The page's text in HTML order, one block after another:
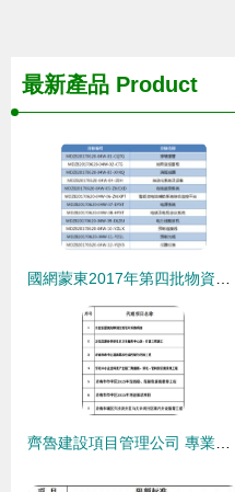
最新產品 Product